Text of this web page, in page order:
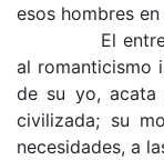
esos hombres
El
al romanticismo
de su yo, acata
civilizada; su
necesidades, a